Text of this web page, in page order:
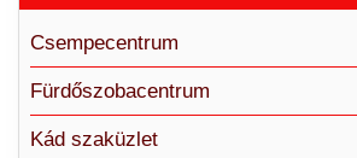
Csempecentrum
Fürdőszobacentrum
Kád szaküzlet